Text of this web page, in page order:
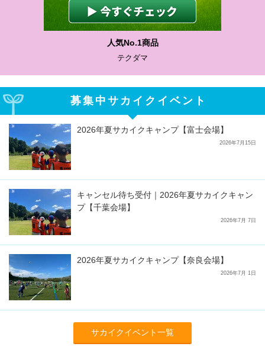
人気No.1商品
テクダマ
募集中サカイクイベント
2026年夏サカイクキャンプ【富士会場】
2026年7月15日
キャンセル待ち受付｜2026年夏サカイクキャン
プ【千葉会場】
2026年7月 7日
2026年夏サカイクキャンプ【奈良会場】
2026年7月 1日
サカイクイベント一覧